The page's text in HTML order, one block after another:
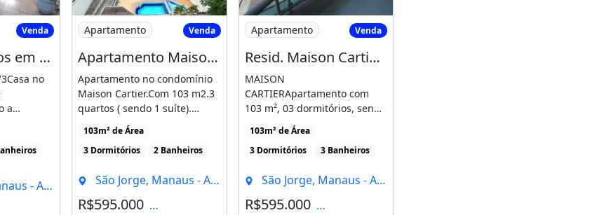
conta no com 200
simultaneamente o
grandes
em São Jorge - Manaus
Venda
Casa 3 Quartos em São Jorge - Manaus - Am
no
a
02
- AM
Imagem: Apartamento Maison Cartier- com 103 M2
Apartamento Venda
Apartamento Maison Cartier- com 103 M2- 3 Qts(1 Suíte) - Av. Jacira Reis- Manaus
Apartamento no condomínio
Maison Cartier.Com 103 m2.3
quartos ( sendo 1 suíte).
Cozinha, banheiro [...]
103m² de Área
3 Dormitórios
2 Banheiros
São Jorge, Manaus - AM
R$595.000 Condomínio R$1.033
Imagem: Resid. Maison Cartier - 103 M² - 03 Quartos
Apartamento Venda
Resid. Maison Cartier - 103 M² - 03 Quartos, Sendo 01 Suíte - Jacira Reis
MAISON
CARTIERApartamento com
103 m², 03 dormitórios, sendo
01 suíte, sala estar/jantar,
varanda, [...]
103m² de Área
3 Dormitórios
3 Banheiros
São Jorge, Manaus - AM
R$595.000 Condomínio R$1.003